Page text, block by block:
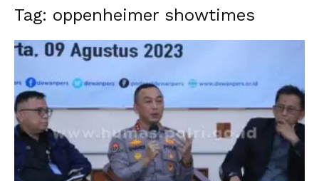
Tag: oppenheimer showtimes